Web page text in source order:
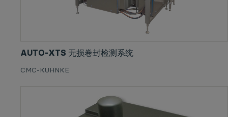
AUTO-XTS 无损卷封检测系统
CMC-KUHNKE